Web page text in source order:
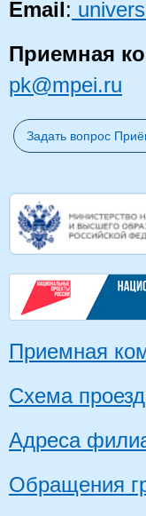
Email:
Приемная
pk@mpei.ru
Задать вопрос
Приемная
Схема
Адреса
Обращения